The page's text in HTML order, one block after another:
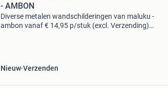
- AMBON
Diverse metalen wandschilderingen van maluku -
ambon vanaf € 14,95 p/stuk (excl. Verzending)
Nieuw Verzenden